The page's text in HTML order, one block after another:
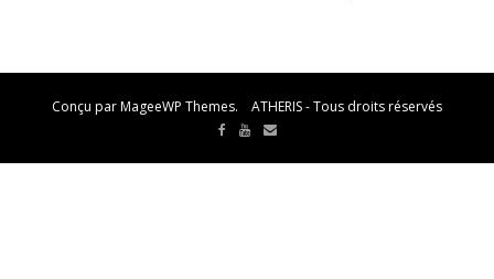
Conçu par MageeWP Themes. ATHERIS - Tous droits réservés